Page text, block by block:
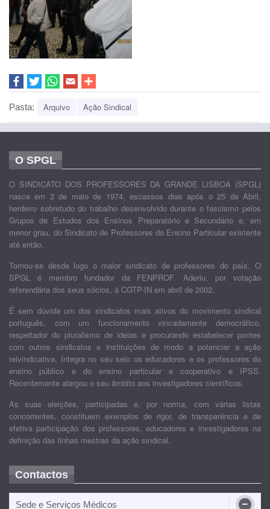
Pasta: Arquivo Ação Sindical
O SPGL
O SINDICATO DOS PROFESSORES DA GRANDE LISBOA (SPGL)
nasce em 2 de maio de 1974, escassos dias após o 25 de Abril,
herdeiro sobretudo do trabalho desenvolvido durante o fascismo pelos
Grupos de Estudos dos Ensinos Preparatório e Secundário e, em
menor grau, do Sindicato de Professores do Ensino Particular existente
até então.
Tornou-se desde logo o maior sindicato de professores do país. O
SPGL é membro fundador da FENPROF. Aderiu, por votação
referendária dos seus sócios, à CGTP-IN em abril de 2002.
É sem dúvida um dos sindicatos mais ativos do movimento sindical
português, com um funcionamento vincadamente democrático,
respeitador do pluralismo de ideias e procurando estabelecer pontes
com outros sindicatos e instituições de modo a potenciar a ação
reivindicativa. Integra no seu seio os educadores e os professores do
ensino público e do ensino particular e cooperativo e IPSS.
Recentemente alargou o seu âmbito aos investigadores científicos.
As suas eleições, participadas e, por norma, com várias listas
concorrentes, constituem exemplos de rigor, de transparência e de
efetiva participação dos professores, educadores e investigadores na
definição das linhas mestras da ação sindical.
Contactos
Sede e Serviços Médicos